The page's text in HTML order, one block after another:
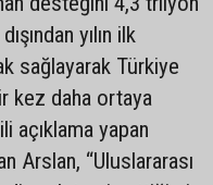
yılın ilk
sağlayarak Türkiye
kez daha ortaya
açıklama yapan
Arslan, “Uluslararası